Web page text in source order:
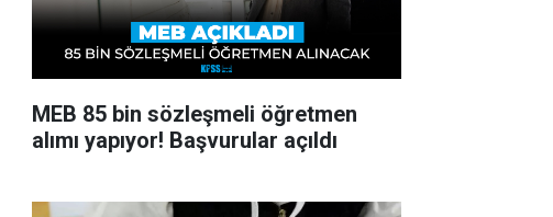
MEB 85 bin sözleşmeli öğretmen
alımı yapıyor! Başvurular açıldı